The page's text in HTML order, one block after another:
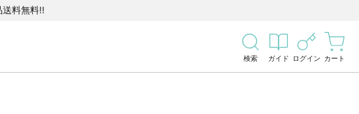
送料無料!!
検索 ガイド ログイン カート